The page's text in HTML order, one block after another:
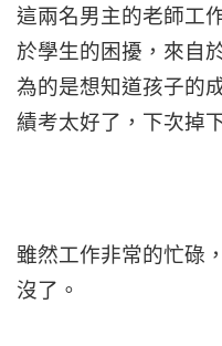
這兩名男主的老師工
於學生的困擾，來自
為的是想知道孩子的
績考太好了，下次掉
雖然工作非常的忙碌
沒了。